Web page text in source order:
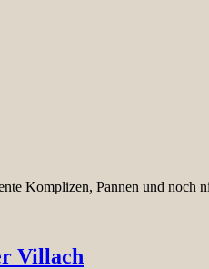
Komplizen, Pannen und noch
Villach